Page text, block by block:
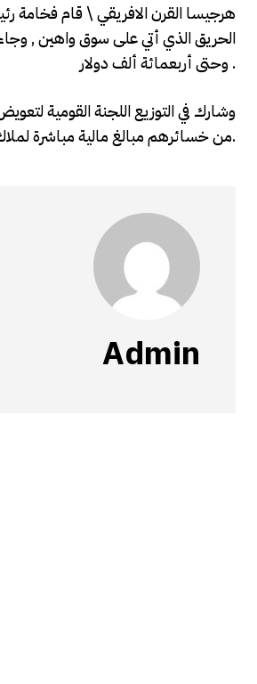
هرجيسا القرن الافريقي \ قام فخامة
الحريق الذي أتي على سوق واهين ,
وحتى أربعمائة ألف دولار .
وشارك في التوزيع اللجنة القومية
من خسائرهم مبالغ مالية مباشرة لملاك المحلات في السوق المتضرر.
Admin